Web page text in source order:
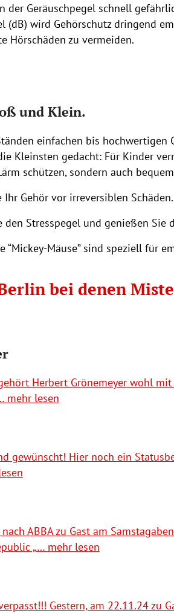
der Geräuschpegel schnell
(dB) wird Gehörschutz dringend
Hörschäden zu vermeiden.
und Klein.
einfachen bis hochwertigen
Kleinsten gedacht: Für Kinder
schützen, sondern auch
Ihr Gehör vor irreversiblen Schäden.
den Stresspegel und genießen Sie
“Mickey-Mäuse” sind speziell für
bei denen
Herbert Grönemeyer wohl
mehr lesen
gewünscht! Hier noch ein
ABBA zu Gast am
„… mehr lesen
Gestern, am 22.11.24 zu